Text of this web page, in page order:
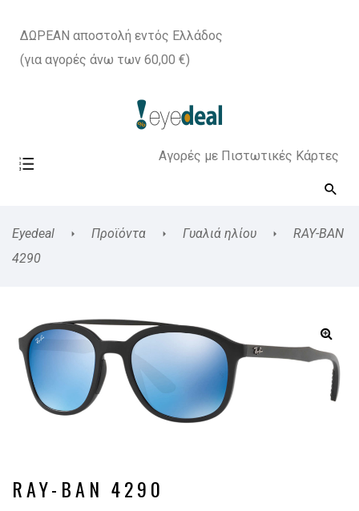
ΔΩΡΕΑΝ αποστολή εντός Ελλάδος
(για αγορές άνω των 60,00 €)
Αγορές με Πιστωτικές Κάρτες
Eyedeal Προϊόντα Γυαλιά ηλίου
RAY-BAN
4290
RAY-BAN 4290